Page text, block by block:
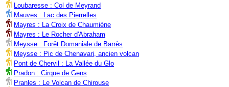
Loubaresse : Col de Meyrand
Mauves : Lac des Pierrelles
Mayres : La Croix de Chaumiène
Mayres : Le Rocher d'Abraham
Meysse : Forêt Domaniale de Barrès
Meysse : Pic de Chenavari, ancien volcan
Pont de Chervil : La Vallée du Glo
Pradon : Cirque de Gens
Pranles : Le Volcan de Chirouse